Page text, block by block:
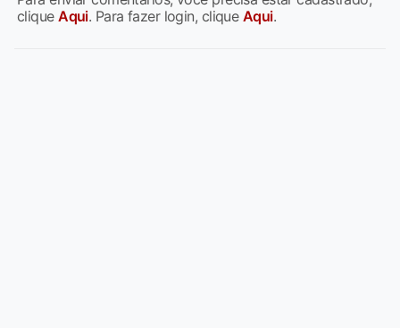
cliqueAqui. Para fazer login, clique Aqui.